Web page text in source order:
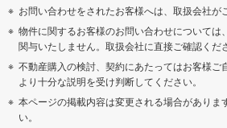
お問い合わせをされたお客様へは、取扱会社が
物件に関するお客様のお問い合わせについては
関与いたしません。取扱会社に直接ご確認くだ
不動産購入の検討、契約にあたってはお客様ご
より十分な説明を受け判断してください。
本ページの掲載内容は変更される場合がありま
い。